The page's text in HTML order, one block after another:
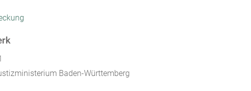
Baden-Württemberg